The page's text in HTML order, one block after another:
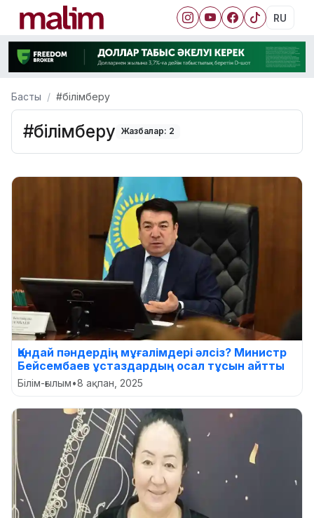
RU
Басты #білімберу
#білімберу Жазбалар: 2
Қандай пәндердің мұғалімдері әлсіз? Министр
Бейсембаев ұстаздардың осал тұсын айтты
Білім-ғылым•8 ақпан, 2025